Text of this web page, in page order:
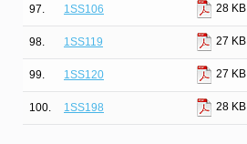
97. 1SS106 28 KB
98. 1SS119 27 KB
99. 1SS120 27 KB
100. 1SS198 28 KB